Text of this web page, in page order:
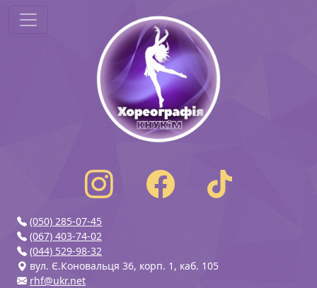
(050) 285-07-45
(067) 403-74-02
(044) 529-98-32
вул. Є.Коновальця 36, корп. 1, каб. 105
rhf@ukr.net